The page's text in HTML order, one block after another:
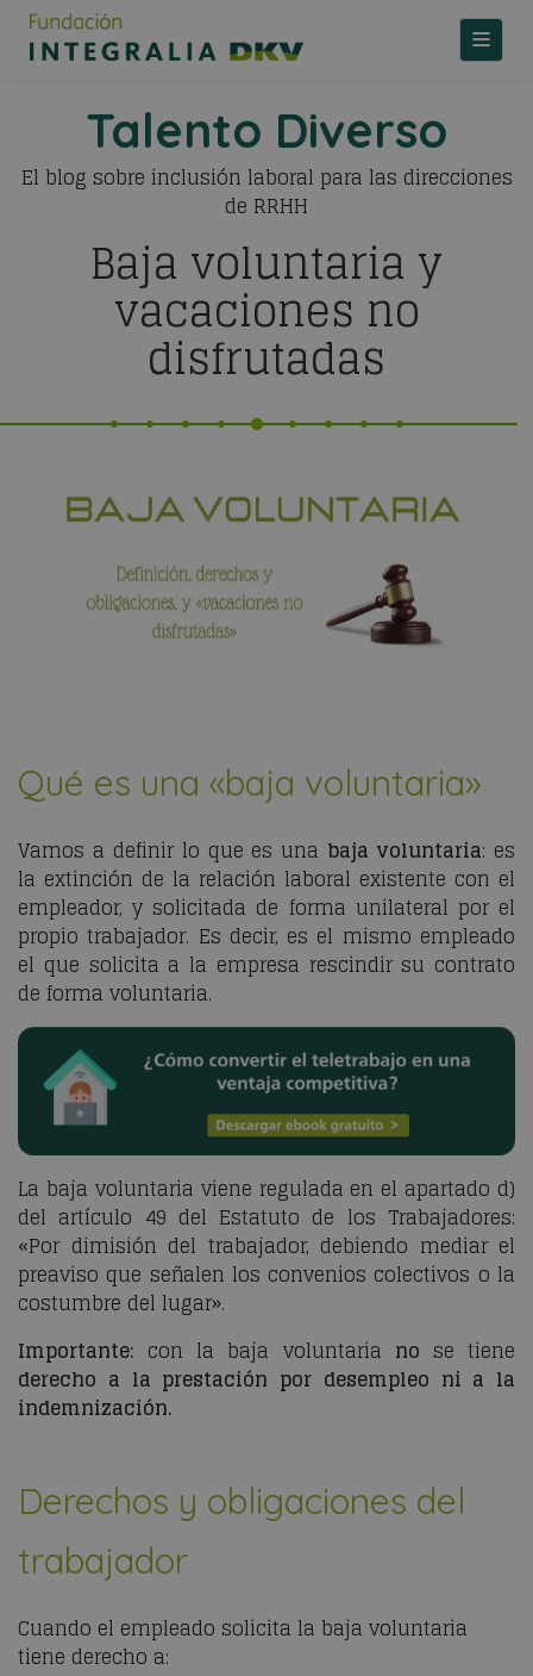
Talento Diverso
El blog sobre inclusión laboral para las direcciones
de RRHH
Baja voluntaria y
vacaciones no
disfrutadas
Qué es una «baja voluntaria»
Vamos a definir lo que es una baja voluntaria: es
la extinción de la relación laboral existente con el
empleador, y solicitada de forma unilateral por el
propio trabajador. Es decir, es el mismo empleado
el que solicita a la empresa rescindir su contrato
de forma voluntaria.
La baja voluntaria viene regulada en el apartado d)
del artículo 49 del Estatuto de los Trabajadores:
«Por dimisión del trabajador, debiendo mediar el
preaviso que señalen los convenios colectivos o la
costumbre del lugar».
Importante: con la baja voluntaria no se tiene
derecho a la prestación por desempleo ni a la
indemnización.
Derechos y obligaciones del
trabajador
Cuando el empleado solicita la baja voluntaria
tiene derecho a: